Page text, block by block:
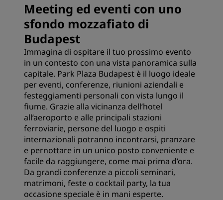
Meeting ed eventi con uno
sfondo mozzafiato di
Budapest
Immagina di ospitare il tuo prossimo evento
in un contesto con una vista panoramica sulla
capitale. Park Plaza Budapest è il luogo ideale
per eventi, conferenze, riunioni aziendali e
festeggiamenti personali con vista lungo il
fiume. Grazie alla vicinanza dell’hotel
all’aeroporto e alle principali stazioni
ferroviarie, persone del luogo e ospiti
internazionali potranno incontrarsi, pranzare
e pernottare in un unico posto conveniente e
facile da raggiungere, come mai prima d’ora.
Da grandi conferenze a piccoli seminari,
matrimoni, feste o cocktail party, la tua
occasione speciale è in mani esperte.